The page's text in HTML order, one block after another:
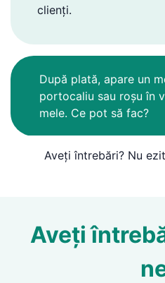
clienți.
După plată, apare un
portocaliu sau roșu în
mele. Ce pot să fac?
Aveți întrebări? Nu
Aveți